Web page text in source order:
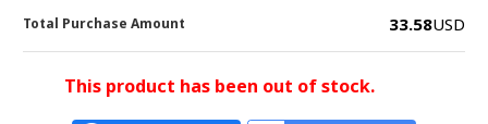
Total Purchase Amount 33.58USD
This product has been out of stock.